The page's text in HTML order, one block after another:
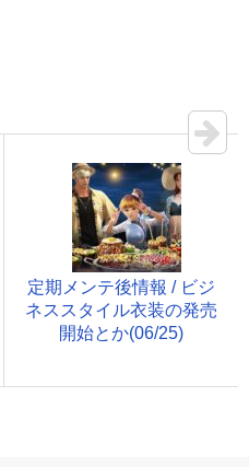
定期メンテ後情報 / ビジ
ネススタイル衣装の発売
開始とか(06/25)